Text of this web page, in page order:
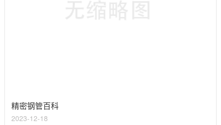
精密钢管百科
2023-12-18